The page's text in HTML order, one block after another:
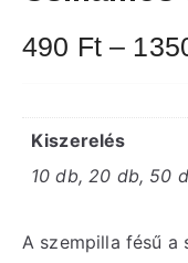
490 Ft –
Kiszerelés
10 db, 20 db, 50
A szempilla fésű a